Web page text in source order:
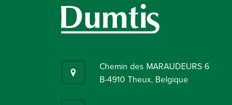
Chemin des MARAUDEURS 6
B-4910 Theux, Belgique